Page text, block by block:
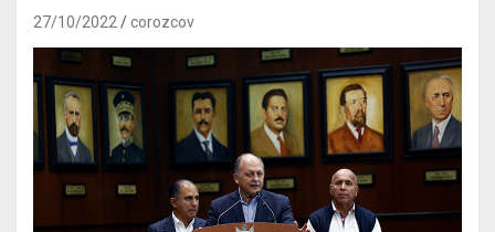
27/10/2022 corozcov